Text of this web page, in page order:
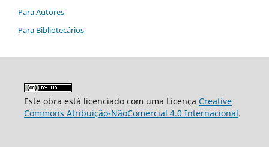
Para Autores
Para Bibliotecários
Este obra está licenciado com uma Licença Creative
Commons Atribuição-NãoComercial 4.0 Internacional.